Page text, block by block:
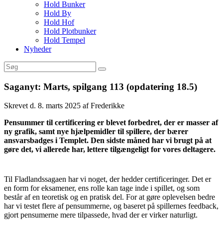
Hold Bunker
Hold By
Hold Hof
Hold Plotbunker
Hold Tempel
Nyheder
Saganyt: Marts, spilgang 113 (opdatering 18.5)
Skrevet d. 8. marts 2025 af Frederikke
Pensummer til certificering er blevet forbedret, der er masser af
ny grafik, samt nye hjælpemidler til spillere, der bærer
ansvarsbadges i Templet. Den sidste måned har vi brugt på at
gøre det, vi allerede har, lettere tilgængeligt for vores deltagere.
Til Fladlandssagaen har vi noget, der hedder certificeringer. Det er
en form for eksamener, ens rolle kan tage inde i spillet, og som
består af en teoretisk og en pratisk del. For at gøre oplevelsen bedre
har vi testet flere af pensummerne, og baseret på spillernes feedback,
gjort pensumerne mere tilpassede, hvad der er virker naturligt.